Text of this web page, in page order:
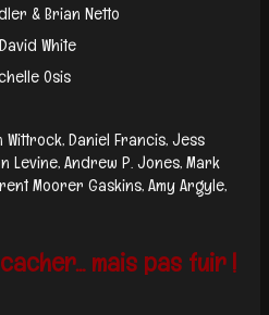
& Brian Netto
White
Osis
Wittrock, Daniel Francis, Jess
Levine, Andrew P. Jones, Mark
Moorer Gaskins, Amy Argyle,
mais pas fuir !